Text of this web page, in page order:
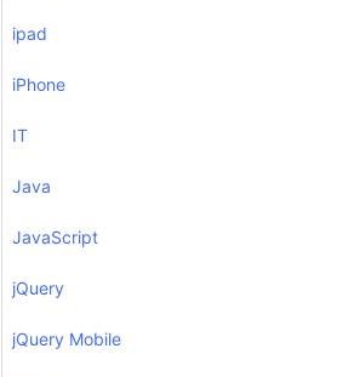
ipad
iPhone
IT
Java
JavaScript
jQuery
jQuery Mobile